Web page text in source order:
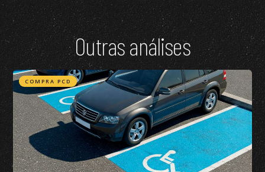
Outras análises
COMPRA PCD